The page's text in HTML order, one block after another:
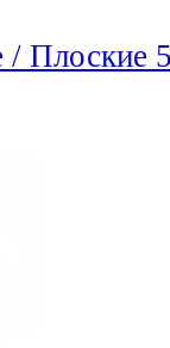
/ Плоские